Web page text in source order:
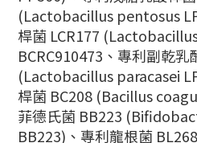
(Lactobacillus pentosus
桿菌 LCR177
BCRC910473、 專利副乾乳
(Lactobacillus paracasei
桿菌 BC208 (Bacillus
菲德氏菌 BB223
BB223)、 專利龍根菌